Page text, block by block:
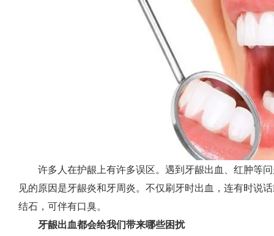
许多人在护龈上有许多误区。遇到牙龈出血、红肿等问
见的原因是牙龈炎和牙周炎。不仅刷牙时出血，连有时说
结石，可伴有口臭。
牙龈出血都会给我们带来哪些困扰